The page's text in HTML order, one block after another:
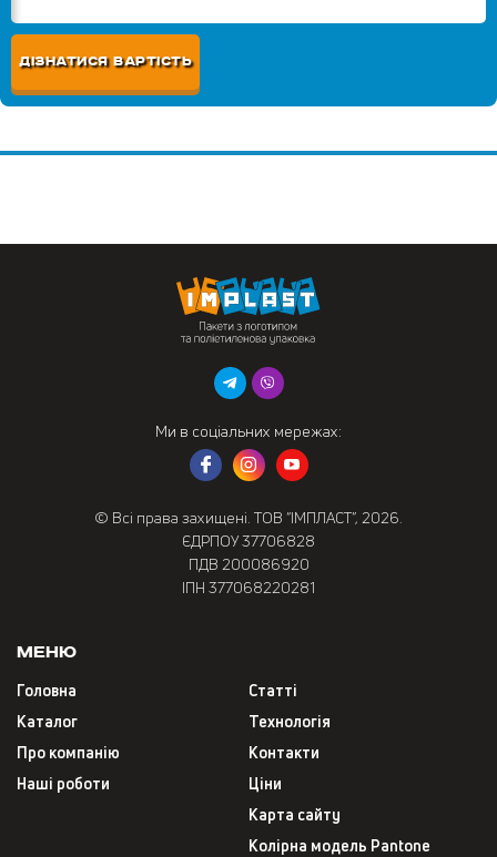
ДІЗНАТИСЯ ВАРТІСТЬ
Ми в соціальних мережах:
© Всі права захищені. ТОВ “ІМПЛАСТ”, 2026.
ЄДРПОУ 37706828
ПДВ 200086920
ІПН 377068220281
Меню
Головна
Каталог
Про компанію
Наші роботи
Статті
Технологія
Контакти
Ціни
Карта сайту
Колірна модель Pantone